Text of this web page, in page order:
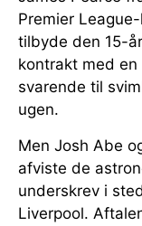
Premier
tilbyde den 15-
kontrakt med
svarende til
ugen.
Men Josh Abe
afviste de
underskrev i
Liverpool.